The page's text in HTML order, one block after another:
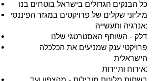
כל הבנקים הגדולים בישראל בוטחים בנו
מיליוני שקלים של פרויקטים במגזר הפיננסי
אנרגיה ותעשייה:
דלק - השותף האסטרטגי שלנו
פרויקטי ענק שמניעים את הכלכלה
הישראלית
אירוח ותיירות: